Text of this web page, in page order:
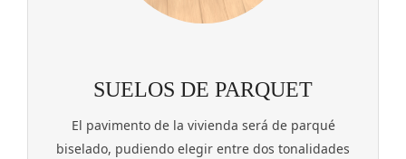
SUELOS DE PARQUET
El pavimento de la vivienda será de parqué
biselado, pudiendo elegir entre dos tonalidades